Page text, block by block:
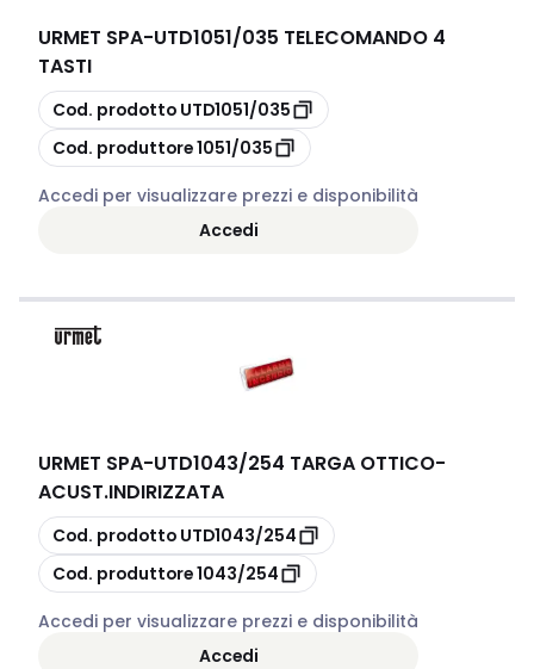
URMET SPA-UTD1051/035 TELECOMANDO 4
TASTI
copia
Cod. prodotto UTD1051/035
copia
Cod. produttore1051/035
Accedi per visualizzare prezzi e disponibilità
Accedi
URMET SPA-UTD1043/254 TARGA OTTICO-
ACUST.INDIRIZZATA
copia
Cod. prodotto UTD1043/254
copia
Cod. produttore1043/254
Accedi per visualizzare prezzi e disponibilità
Accedi